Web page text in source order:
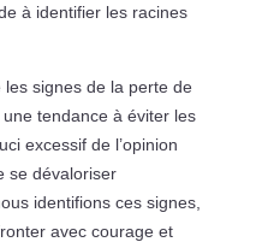
à identifier les racines
signes de la perte de
tendance à éviter les
excessif de l’opinion
se dévaloriser
identifions ces signes,
avec courage et